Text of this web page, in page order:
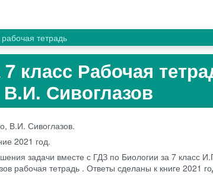
тетрадь
класс Рабочая
Сивоглазов
В.И. Сивоглазов.
2021 год.
задачи вместе с ГДЗ по Биологии за 7 класс
рабочая тетрадь . Ответы сделаны к книге 2021